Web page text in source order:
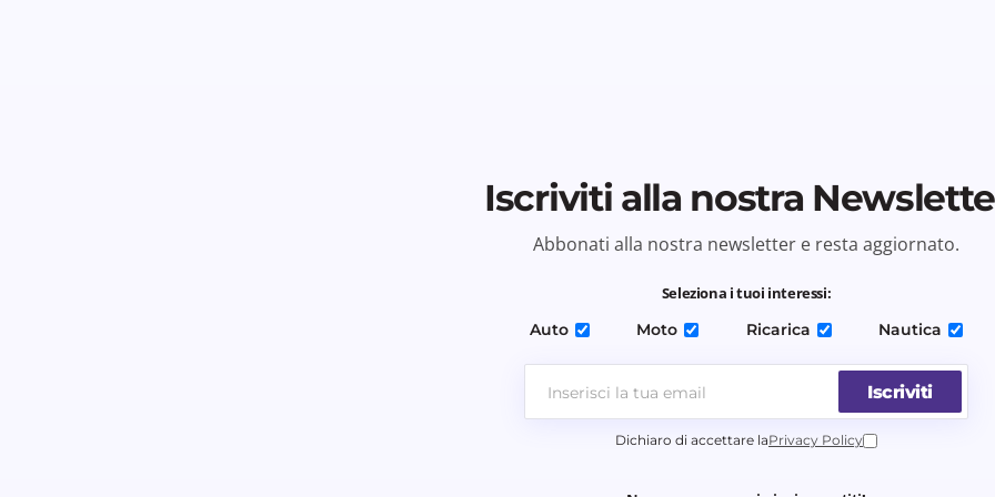
Iscriviti alla nostra
Abbonati alla nostra newsletter e resta aggiornato.
Seleziona i tuoi interessi:
Auto
Moto Ricarica Nautica
Iscriviti
Dichiaro di accettare laPrivacy Policy